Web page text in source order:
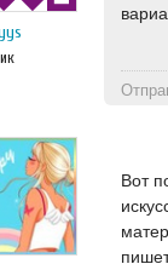
Вот